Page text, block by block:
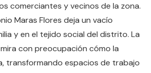
comerciantes y vecinos de la zona.
Maras Flores deja un vacío
y en el tejido social del distrito. La
con preocupación cómo la
transformando espacios de trabajo